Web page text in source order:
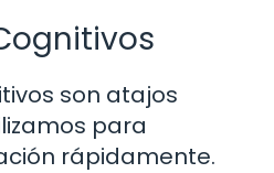
son atajos
para
rápidamente.